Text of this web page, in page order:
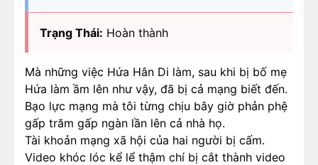
Trạng Thái: Hoàn thành
Mà những việc Hứa Hân Di làm, sau khi bị bố mẹ
Hứa làm ầm lên như vậy, đã bị cả mạng biết đến.
Bạo lực mạng mà tôi từng chịu bây giờ phản phệ
gấp trăm gấp ngàn lần lên cả nhà họ.
Tài khoản mạng xã hội của hai người bị cấm.
Video khóc lóc kể lể thậm chí bị cắt thành video